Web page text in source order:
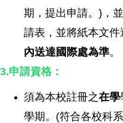
期，提出申請。)，
請表，並將紙本文件
內送達國際處為準。
3.申請資格：
須為本校註冊之在學
學期。(符合各校科